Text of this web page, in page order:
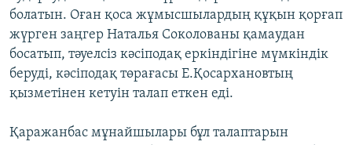
болатын. Оған қоса жұмысшылардың құқын қорғап
жүрген заңгер Наталья Соколованы қамаудан
босатып, тәуелсіз кәсіподақ еркіндігіне мүмкіндік
беруді, кәсіподақ төрағасы Е.Қосархановтың
қызметінен кетуін талап еткен еді.
Қаражанбас мұнайшылары бұл талаптарын